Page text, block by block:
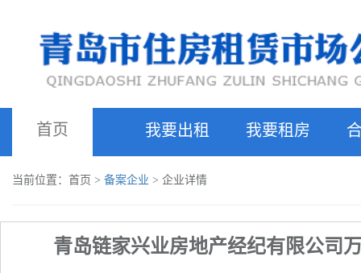
首页 我要出租 我要租房
当前位置：首页 > 备案企业 > 企业详情
青岛链家兴业房地产经纪有限公司